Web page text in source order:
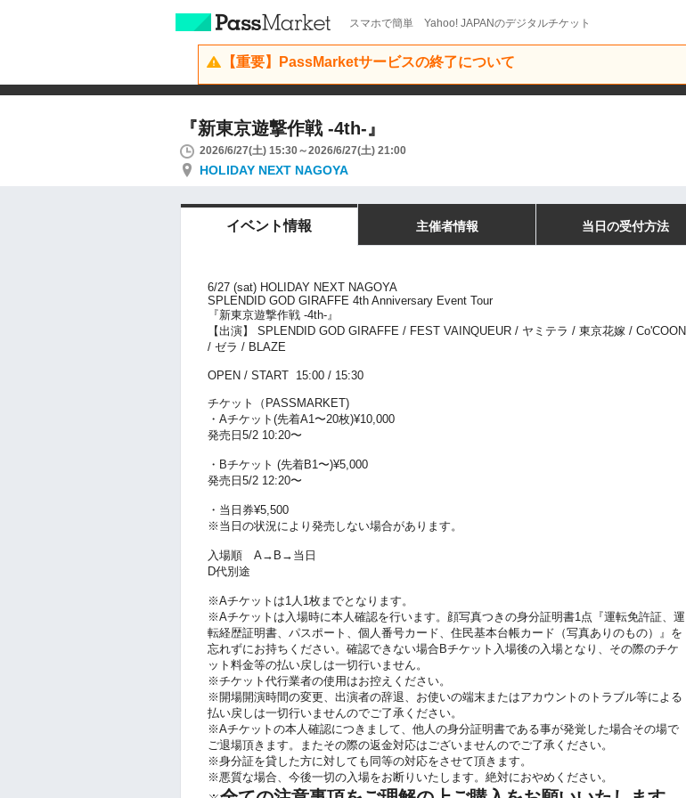
スマホで簡単 Yahoo! JAPANのデジタルチケット
【重要】PassMarketサービスの終了について
『新東京遊撃作戦 -4th-』
2026/6/27(土) 15:30～2026/6/27(土) 21:00
HOLIDAY NEXT NAGOYA
イベント情報 主催者情報 当日の受付方法
6/27 (sat) HOLIDAY NEXT NAGOYA
SPLENDID GOD GIRAFFE 4th Anniversary Event Tour
『新東京遊撃作戦 -4th-』
【出演】 SPLENDID GOD GIRAFFE / FEST VAINQUEUR / ヤミテラ / 東京花嫁 / Co'COON
/ ゼラ / BLAZE
OPEN / START 15:00 / 15:30
チケット（PASSMARKET)
・Aチケット(先着A1〜20枚)¥10,000
発売日5/2 10:20〜
・Bチケット (先着B1〜)¥5,000
発売日5/2 12:20〜
・当日券¥5,500
※当日の状況により発売しない場合があります。
入場順 A→B→当日
D代別途
※Aチケットは1人1枚までとなります。
※Aチケットは入場時に本人確認を行います。顔写真つきの身分証明書1点『運転免許証、運
転経歴証明書、パスポート、個人番号カード、住民基本台帳カード（写真ありのもの）』を
忘れずにお持ちください。確認できない場合Bチケット入場後の入場となり、その際のチケ
ット料金等の払い戻しは一切行いません。
※チケット代行業者の使用はお控えください。
※開場開演時間の変更、出演者の辞退、お使いの端末またはアカウントのトラブル等による
払い戻しは一切行いませんのでご了承ください。
※Aチケットの本人確認につきまして、他人の身分証明書である事が発覚した場合その場で
ご退場頂きます。またその際の返金対応はございませんのでご了承ください。
※身分証を貸した方に対しても同等の対応をさせて頂きます。
※悪質な場合、今後一切の入場をお断りいたします。絶対におやめください。